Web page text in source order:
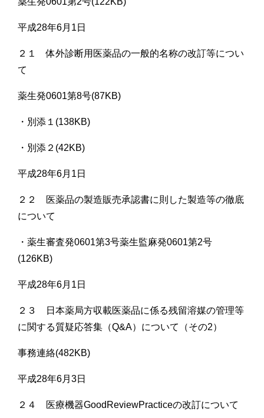
平成28年6月1日
２１ 体外診断用医薬品の一般的名称の改訂等につい
て
薬生発0601第8号(87KB)
・別添１(138KB)
・別添２(42KB)
平成28年6月1日
２２ 医薬品の製造販売承認書に則した製造等の徹底
について
・薬生審査発0601第3号薬生監麻発0601第2号
(126KB)
平成28年6月1日
２３ 日本薬局方収載医薬品に係る残留溶媒の管理等
に関する質疑応答集（Q&A）について（その2）
事務連絡(482KB)
平成28年6月3日
２４ 医療機器GoodReviewPracticeの改訂について